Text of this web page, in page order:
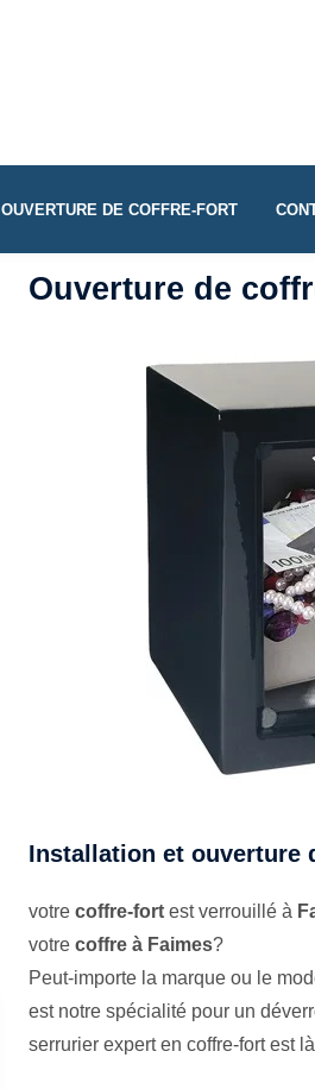
OUVERTURE DE COFFRE-FORT
Ouverture de
Installation et ouverture
votrecoffre-fort est verrouillé à
votrecoffre à Faimes?
Peut-importe la marque ou le
est notre spécialité pour un
serrurier expert en coffre-fort est